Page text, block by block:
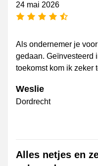
24 mai 2026
Als ondernemer je
gedaan. Geïnvesteerd
toekomst kom ik zeker
Weslie
Dordrecht
Alles netjes en